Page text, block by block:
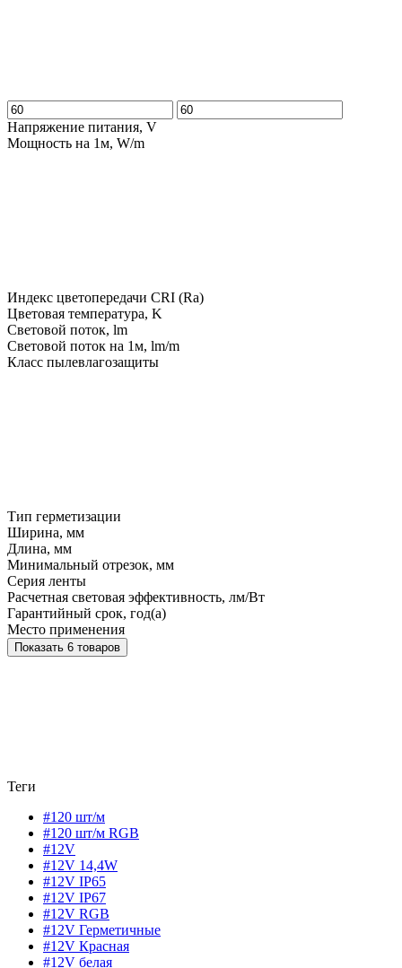
Напряжение питания, V
Мощность на 1м, W/m
Индекс цветопередачи CRI (Ra)
Цветовая температура, K
Световой поток, lm
Световой поток на 1м, lm/m
Класс пылевлагозащиты
Тип герметизации
Ширина, мм
Длина, мм
Минимальный отрезок, мм
Серия ленты
Расчетная световая эффективность, лм/Вт
Гарантийный срок, год(а)
Место применения
Показать 6 товаров
Теги
#120 шт/м
#120 шт/м RGB
#12V
#12V 14,4W
#12V IP65
#12V IP67
#12V RGB
#12V Герметичные
#12V Красная
#12V белая